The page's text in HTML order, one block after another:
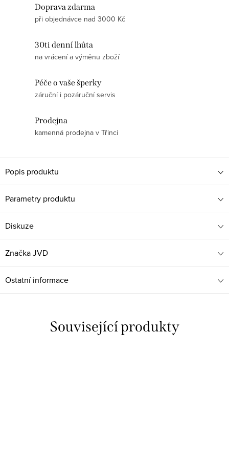
Doprava zdarma
při objednávce nad 3000 Kč
30ti denní lhůta
na vrácení a výměnu zboží
Péče o vaše šperky
záruční i pozáruční servis
Prodejna
kamenná prodejna v Třinci
Popis produktu
Parametry produktu
Diskuze
ZnačkaJVD
Ostatní informace
Související produkty